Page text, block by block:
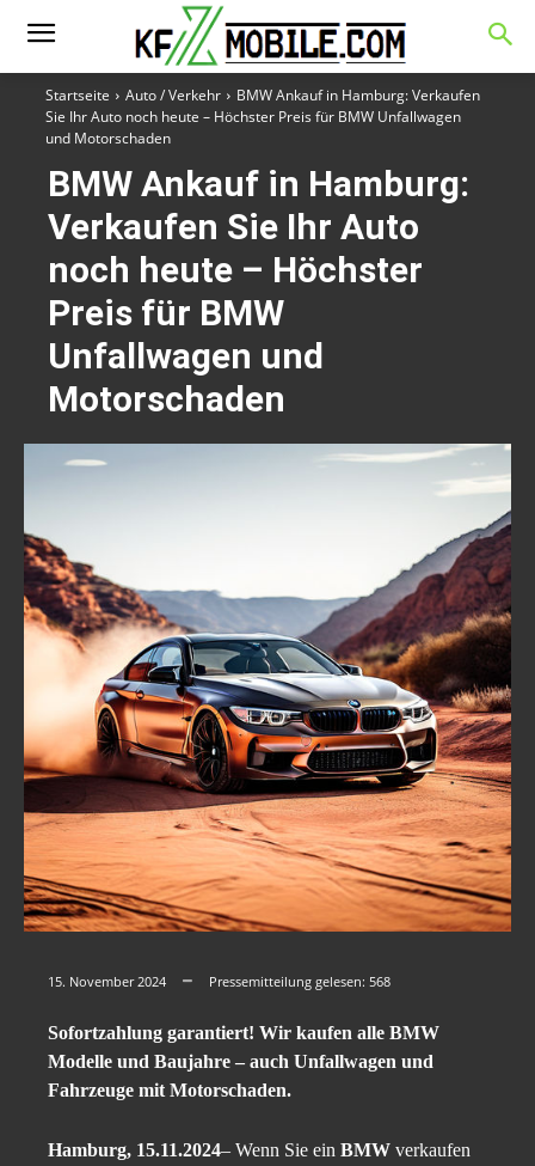
Startseite Auto / Verkehr
BMW Ankauf in Hamburg: Verkaufen
Sie Ihr Auto noch heute – Höchster Preis für BMW Unfallwagen
und Motorschaden
BMW Ankauf in Hamburg:
Verkaufen Sie Ihr Auto
noch heute – Höchster
Preis für BMW
Unfallwagen und
Motorschaden
15. November 2024 Pressemitteilung gelesen: 568
Sofortzahlung garantiert! Wir kaufen alle BMW
Modelle und Baujahre – auch Unfallwagen und
Fahrzeuge mit Motorschaden.
Hamburg, 15.11.2024– Wenn Sie ein BMW verkaufen